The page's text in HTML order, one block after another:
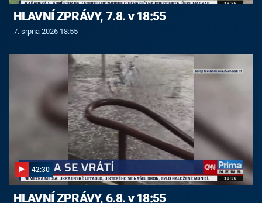
HLAVNÍ ZPRÁVY, 7.8. v 18:55
7. srpna 2026 18:55
42:30
HLAVNÍ ZPRÁVY, 6.8. v 18:55